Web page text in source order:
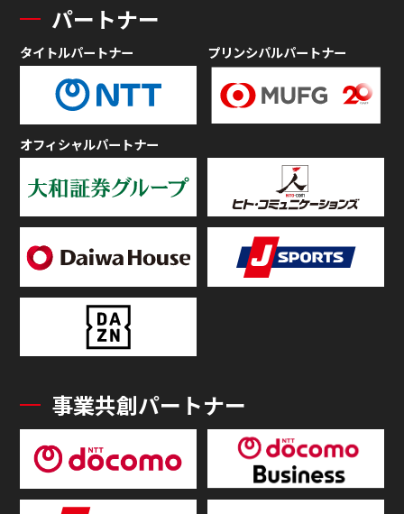
パートナー
タイトルパートナー プリンシパルパートナー
オフィシャルパートナー
事業共創パートナー